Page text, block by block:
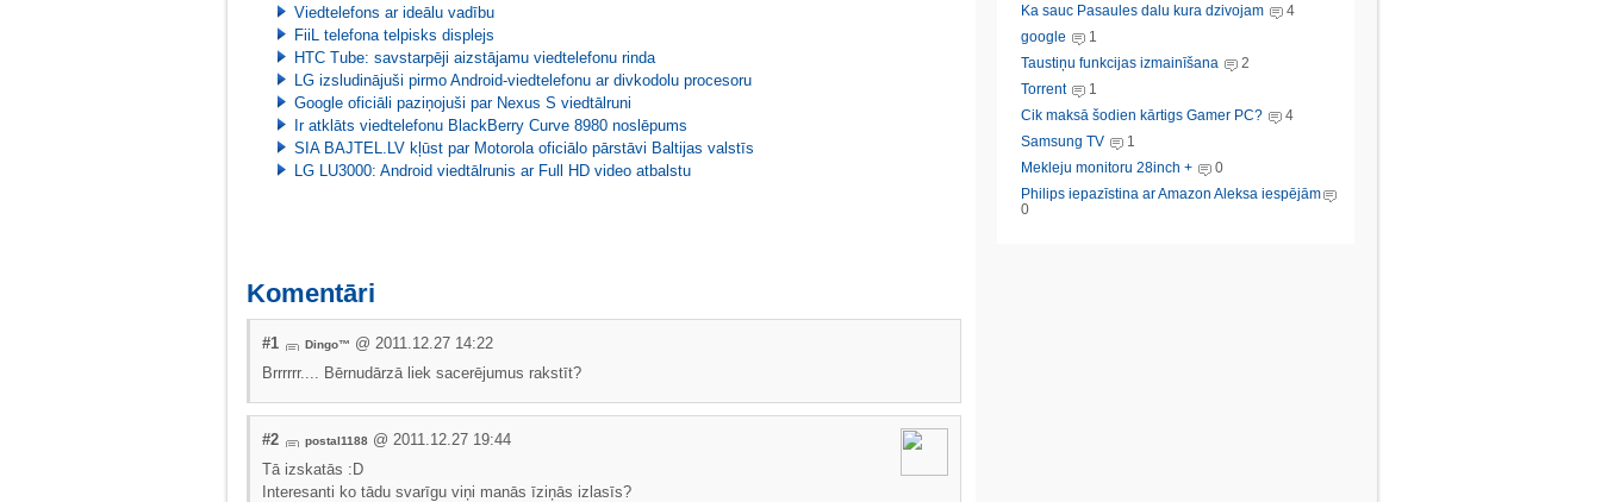
Ka sauc Pasaules dalu kura dzivojam
4
google
1
Taustiņu funkcijas izmainīšana
2
Torrent
1
Cik maksā šodien kārtigs Gamer PC?
4
Samsung TV
1
Mekleju monitoru 28inch +
0
Philips iepazīstina ar Amazon Aleksa iespējām
0
Viedtelefons ar ideālu vadību
FiiL telefona telpisks displejs
HTC Tube: savstarpēji aizstājamu viedtelefonu rinda
LG izsludinājuši pirmo Android-viedtelefonu ar divkodolu procesoru
Google oficiāli paziņojuši par Nexus S viedtālruni
Ir atklāts viedtelefonu BlackBerry Curve 8980 noslēpums
SIA BAJTEL.LV kļūst par Motorola oficiālo pārstāvi Baltijas valstīs
LG LU3000: Android viedtālrunis ar Full HD video atbalstu
Komentāri
#1 Dingo™ @ 2011.12.27 14:22
Brrrrrr.... Bērnudārzā liek sacerējumus rakstīt?
#2 postal1188 @ 2011.12.27 19:44
Tā izskatās :D
Interesanti ko tādu svarīgu viņi manās īziņās izlasīs?